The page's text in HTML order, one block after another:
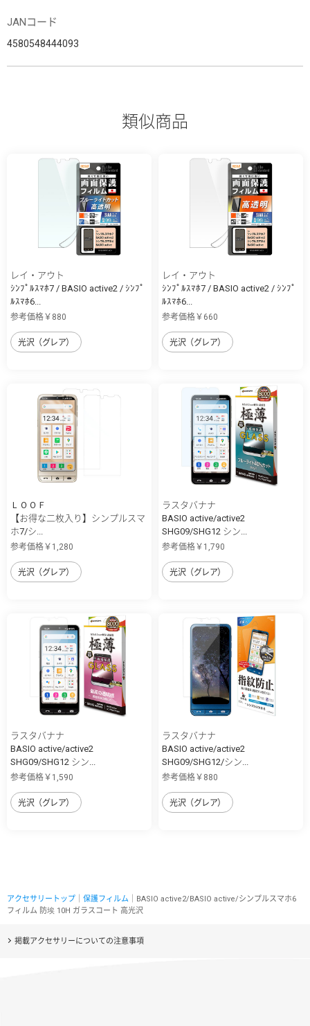
JANコード
4580548444093
類似商品
レイ・アウト
ｼﾝﾌﾟﾙｽﾏﾎ7 / BASIO active2 / ｼﾝﾌﾟ
ﾙｽﾏﾎ6...
参考価格￥880
光沢（グレア）
レイ・アウト
ｼﾝﾌﾟﾙｽﾏﾎ7 / BASIO active2 / ｼﾝﾌﾟ
ﾙｽﾏﾎ6...
参考価格￥660
光沢（グレア）
ＬＯＯＦ
【お得な二枚入り】シンプルスマ
ホ7/シ...
参考価格￥1,280
光沢（グレア）
ラスタバナナ
BASIO active/active2
SHG09/SHG12 シン...
参考価格￥1,790
光沢（グレア）
ラスタバナナ
BASIO active/active2
SHG09/SHG12 シン...
参考価格￥1,590
光沢（グレア）
ラスタバナナ
BASIO active/active2
SHG09/SHG12/シン...
参考価格￥880
光沢（グレア）
アクセサリートップ 保護フィルム ｜BASIO active2/BASIO active/シンプルスマホ6
フィルム 防埃 10H ガラスコート 高光沢
掲載アクセサリーについての注意事項